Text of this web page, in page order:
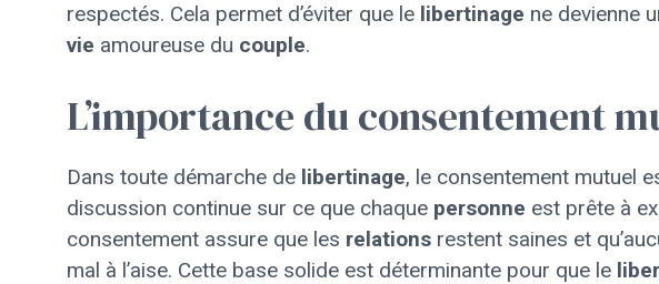
respectés. Cela permet d’éviter que le libertinage ne devienne
vie amoureuse du couple.
L’importance du consentement
Dans toute démarche de libertinage, le consentement mutuel
discussion continue sur ce que chaque personne est prête à
consentement assure que les relations restent saines et
mal à l’aise. Cette base solide est déterminante pour que le